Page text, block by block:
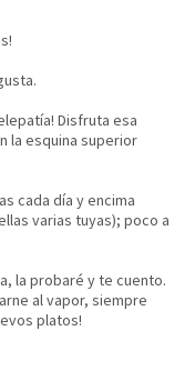
Disfruta esa
la esquina superior
cada día y encima
varias tuyas); poco a
la probaré y te cuento.
al vapor, siempre
platos!